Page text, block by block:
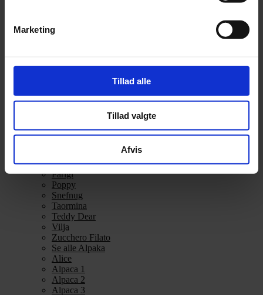
Marketing
Tillad alle
Tillad valgte
Afvis
Alpakka Ull
Alva
Bouclé
Eco Baby
Eco Soft fine
Nellie
Parigi
Poppy
Snefnug
Taormina
Teddy Dear
Vilja
Zucchero Filato
Se alle Alpaka
Alice
Alpaca 1
Alpaca 2
Alpaca 3